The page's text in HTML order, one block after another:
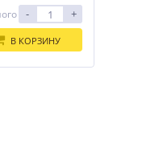
- +
В КОРЗИНУ